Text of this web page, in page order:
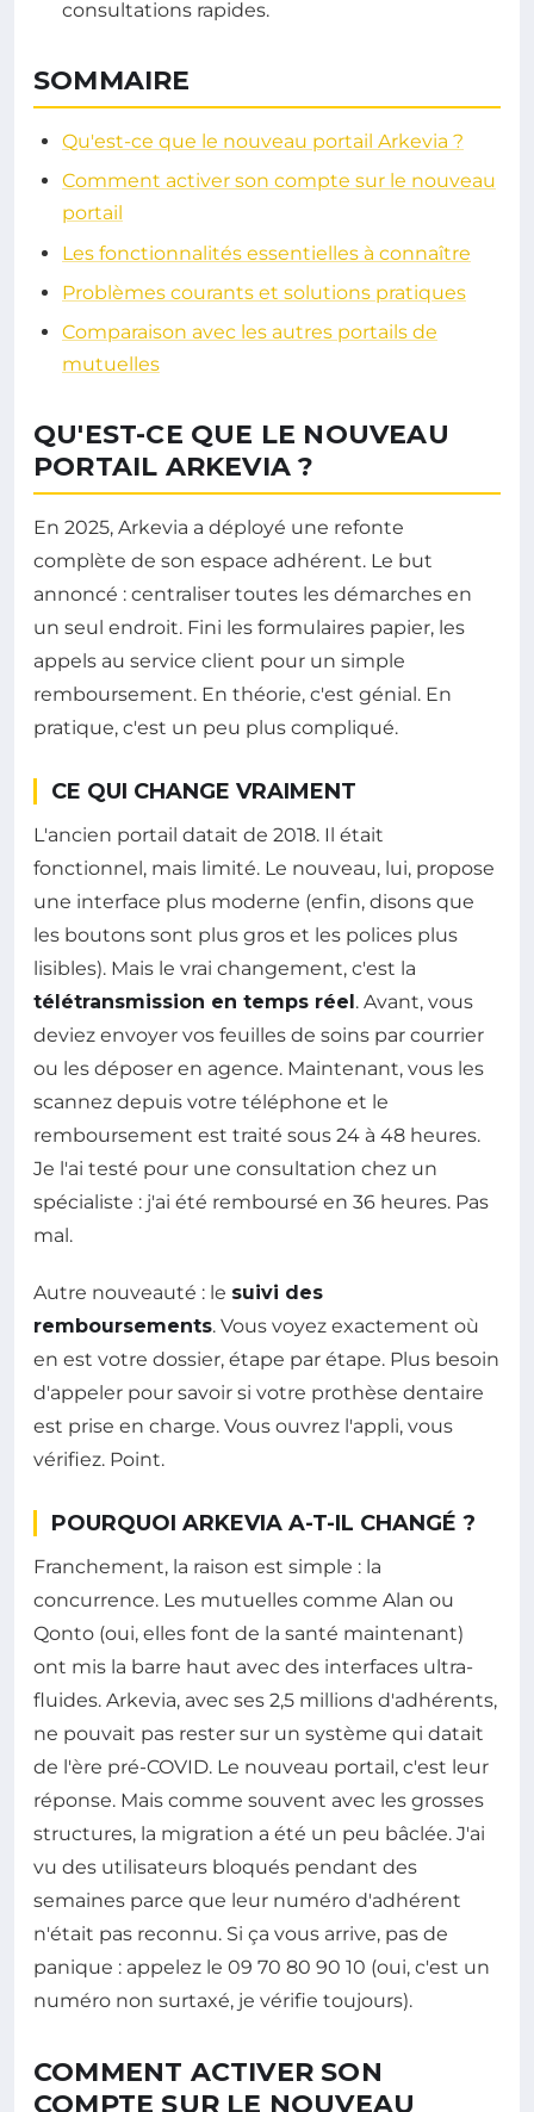
consultations rapides.
SOMMAIRE
Qu'est-ce que le nouveau portail Arkevia ?
Comment activer son compte sur le nouveau
portail
Les fonctionnalités essentielles à connaître
Problèmes courants et solutions pratiques
Comparaison avec les autres portails de
mutuelles
QU'EST-CE QUE LE NOUVEAU
PORTAIL ARKEVIA ?
En 2025, Arkevia a déployé une refonte
complète de son espace adhérent. Le but
annoncé : centraliser toutes les démarches en
un seul endroit. Fini les formulaires papier, les
appels au service client pour un simple
remboursement. En théorie, c'est génial. En
pratique, c'est un peu plus compliqué.
CE QUI CHANGE VRAIMENT
L'ancien portail datait de 2018. Il était
fonctionnel, mais limité. Le nouveau, lui, propose
une interface plus moderne (enfin, disons que
les boutons sont plus gros et les polices plus
lisibles). Mais le vrai changement, c'est la
télétransmission en temps réel . Avant, vous
deviez envoyer vos feuilles de soins par courrier
ou les déposer en agence. Maintenant, vous les
scannez depuis votre téléphone et le
remboursement est traité sous 24 à 48 heures.
Je l'ai testé pour une consultation chez un
spécialiste : j'ai été remboursé en 36 heures. Pas
mal.
Autre nouveauté : le suivi des
remboursements. Vous voyez exactement où
en est votre dossier, étape par étape. Plus besoin
d'appeler pour savoir si votre prothèse dentaire
est prise en charge. Vous ouvrez l'appli, vous
vérifiez. Point.
POURQUOI ARKEVIA A-T-IL CHANGÉ ?
Franchement, la raison est simple : la
concurrence. Les mutuelles comme Alan ou
Qonto (oui, elles font de la santé maintenant)
ont mis la barre haut avec des interfaces ultra-
fluides. Arkevia, avec ses 2,5 millions d'adhérents,
ne pouvait pas rester sur un système qui datait
de l'ère pré-COVID. Le nouveau portail, c'est leur
réponse. Mais comme souvent avec les grosses
structures, la migration a été un peu bâclée. J'ai
vu des utilisateurs bloqués pendant des
semaines parce que leur numéro d'adhérent
n'était pas reconnu. Si ça vous arrive, pas de
panique : appelez le 09 70 80 90 10 (oui, c'est un
numéro non surtaxé, je vérifie toujours).
COMMENT ACTIVER SON
COMPTE SUR LE NOUVEAU